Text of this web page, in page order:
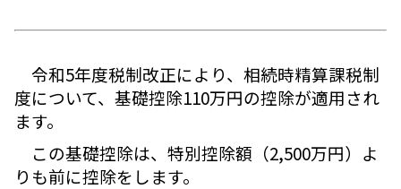
令和5年度税制改正により、相続時精算課税制
度について、基礎控除110万円の控除が適用され
ます。
この基礎控除は、特別控除額（2,500万円）よ
りも前に控除をします。